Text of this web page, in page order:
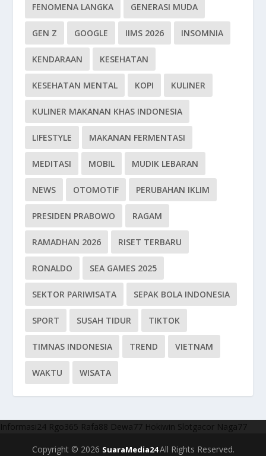
FENOMENA LANGKA GENERASI MUDA
GEN Z GOOGLE IIMS 2026 INSOMNIA
KENDARAAN KESEHATAN
KESEHATAN MENTAL KOPI KULINER
KULINER MAKANAN KHAS INDONESIA
LIFESTYLE MAKANAN FERMENTASI
MEDITASI MOBIL MUDIK LEBARAN
NEWS OTOMOTIF PERUBAHAN IKLIM
PRESIDEN PRABOWO RAGAM
RAMADHAN 2026 RISET TERBARU
RONALDO SEA GAMES 2025
SEKTOR PARIWISATA SEPAK BOLA INDONESIA
SPORT SUSAH TIDUR TIKTOK
TIMNAS INDONESIA TREND VIETNAM
WAKTU WISATA
Informasi24 Rgo365 Rafa88 Dewa77 Hokiwin Slotgacor Naga77
Copyright © 2026 SuaraMedia24All Rights Reserved.